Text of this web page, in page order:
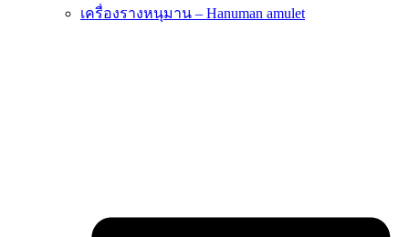
เครื่องรางหนุมาน – Hanuman amulet